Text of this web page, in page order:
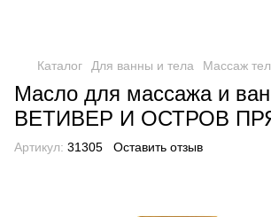
Каталог Для ванны и тела Массаж
Масло для массажа и
ВЕТИВЕР И ОСТРОВ
Артикул: 31305 Оставить отзыв